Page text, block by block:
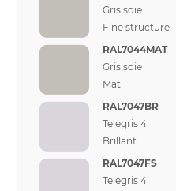
Gris soie
Fine structure
RAL7044MAT
Gris soie
Mat
RAL7047BR
Telegris 4
Brillant
RAL7047FS
Telegris 4